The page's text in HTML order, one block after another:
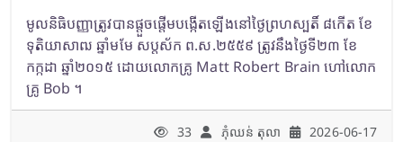
មូលនិធិបញ្ញាត្រូវបានផ្តួចផ្តើមបង្កើតឡើងនៅថ្ងៃព្រហស្បតិ៍ ៨កើត ខែ
ទុតិយាសាឍ ឆ្នាំមមែ សប្តស័ក ព.ស.២៥៥៩ ត្រូវនឹងថ្ងៃទី២៣ ខែ
កក្កដា ឆ្នាំ២០១៥ ដោយលោកគ្រូ Matt Robert Brain ហៅលោក
គ្រូ Bob ។
33 ភុំឈន់​ តុលា 2026-06-17